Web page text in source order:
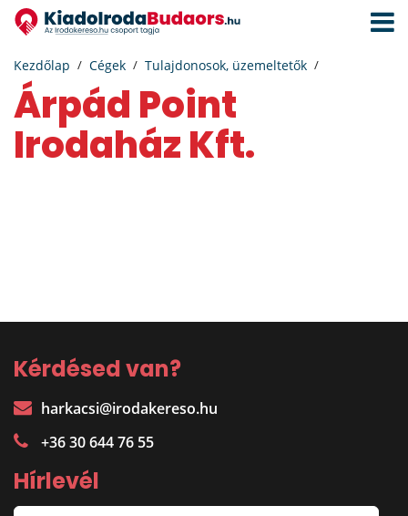
Kezdőlap Cégek Tulajdonosok, üzemeltetők
Árpád Point
Irodaház Kft.
Kérdésed van?
harkacsi@irodakereso.hu
+36 30 644 76 55
Hírlevél